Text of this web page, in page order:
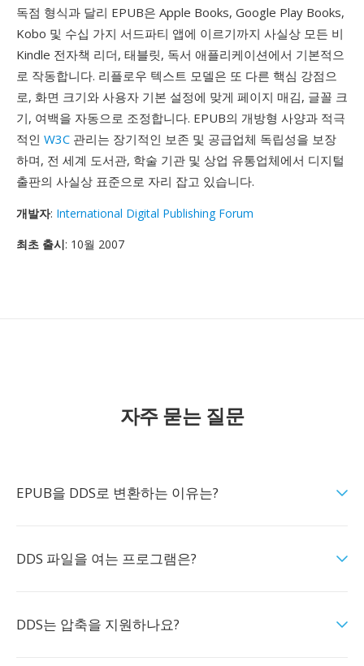
독점 형식과 달리 EPUB은 Apple Books, Google Play Books,
Kobo 및 수십 가지 서드파티 앱에 이르기까지 사실상 모든 비
Kindle 전자책 리더, 태블릿, 독서 애플리케이션에서 기본적으
로 작동합니다. 리플로우 텍스트 모델은 또 다른 핵심 강점으
로, 화면 크기와 사용자 기본 설정에 맞게 페이지 매김, 글꼴 크
기, 여백을 자동으로 조정합니다. EPUB의 개방형 사양과 적극
적인 W3C 관리는 장기적인 보존 및 공급업체 독립성을 보장
하며, 전 세계 도서관, 학술 기관 및 상업 유통업체에서 디지털
출판의 사실상 표준으로 자리 잡고 있습니다.
개발자: International Digital Publishing Forum
최초 출시: 10월 2007
자주 묻는 질문
EPUB을 DDS로 변환하는 이유는?
DDS 파일을 여는 프로그램은?
DDS는 압축을 지원하나요?